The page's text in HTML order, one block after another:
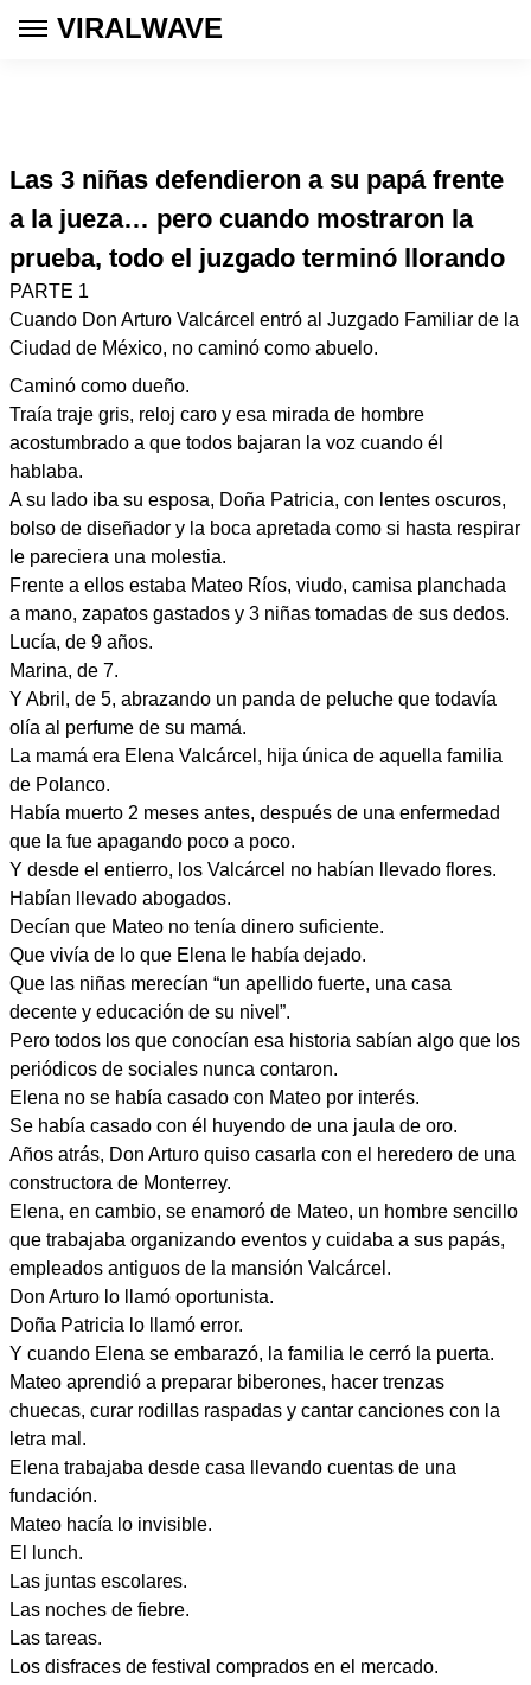
VIRALWAVE
Las 3 niñas defendieron a su papá frente
a la jueza… pero cuando mostraron la
prueba, todo el juzgado terminó llorando
PARTE 1
Cuando Don Arturo Valcárcel entró al Juzgado Familiar de la
Ciudad de México, no caminó como abuelo.
Caminó como dueño.
Traía traje gris, reloj caro y esa mirada de hombre
acostumbrado a que todos bajaran la voz cuando él
hablaba.
A su lado iba su esposa, Doña Patricia, con lentes oscuros,
bolso de diseñador y la boca apretada como si hasta respirar
le pareciera una molestia.
Frente a ellos estaba Mateo Ríos, viudo, camisa planchada
a mano, zapatos gastados y 3 niñas tomadas de sus dedos.
Lucía, de 9 años.
Marina, de 7.
Y Abril, de 5, abrazando un panda de peluche que todavía
olía al perfume de su mamá.
La mamá era Elena Valcárcel, hija única de aquella familia
de Polanco.
Había muerto 2 meses antes, después de una enfermedad
que la fue apagando poco a poco.
Y desde el entierro, los Valcárcel no habían llevado flores.
Habían llevado abogados.
Decían que Mateo no tenía dinero suficiente.
Que vivía de lo que Elena le había dejado.
Que las niñas merecían “un apellido fuerte, una casa
decente y educación de su nivel”.
Pero todos los que conocían esa historia sabían algo que los
periódicos de sociales nunca contaron.
Elena no se había casado con Mateo por interés.
Se había casado con él huyendo de una jaula de oro.
Años atrás, Don Arturo quiso casarla con el heredero de una
constructora de Monterrey.
Elena, en cambio, se enamoró de Mateo, un hombre sencillo
que trabajaba organizando eventos y cuidaba a sus papás,
empleados antiguos de la mansión Valcárcel.
Don Arturo lo llamó oportunista.
Doña Patricia lo llamó error.
Y cuando Elena se embarazó, la familia le cerró la puerta.
Mateo aprendió a preparar biberones, hacer trenzas
chuecas, curar rodillas raspadas y cantar canciones con la
letra mal.
Elena trabajaba desde casa llevando cuentas de una
fundación.
Mateo hacía lo invisible.
El lunch.
Las juntas escolares.
Las noches de fiebre.
Las tareas.
Los disfraces de festival comprados en el mercado.